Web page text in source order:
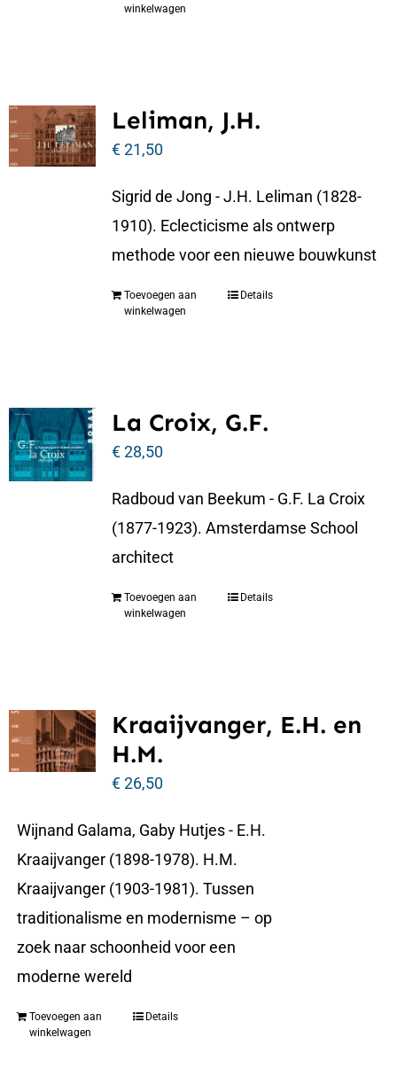
winkelwagen
Leliman, J.H.
€21,50
Sigrid de Jong - J.H. Leliman (1828-
1910). Eclecticisme als ontwerp
methode voor een nieuwe bouwkunst
Toevoegen aan
winkelwagen
Details
La Croix, G.F.
€28,50
Radboud van Beekum - G.F. La Croix
(1877-1923). Amsterdamse School
architect
Toevoegen aan
winkelwagen
Details
Kraaijvanger, E.H. en
H.M.
€26,50
Wijnand Galama, Gaby Hutjes - E.H.
Kraaijvanger (1898-1978). H.M.
Kraaijvanger (1903-1981). Tussen
traditionalisme en modernisme – op
zoek naar schoonheid voor een
moderne wereld
Toevoegen aan
winkelwagen
Details